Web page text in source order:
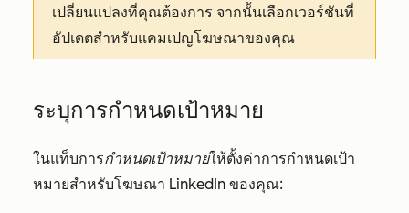
เปลี่ยนแปลงที่คุณต้องการ จากนั้นเลือกเวอร์ชันที่
อัปเดตสำหรับแคมเปญโฆษณาของคุณ
ระบุการกำหนดเป้าหมาย
ในแท็บการกำหนดเป้าหมายให้ตั้งค่าการกำหนดเป้า
หมายสำหรับโฆษณา LinkedIn ของคุณ: